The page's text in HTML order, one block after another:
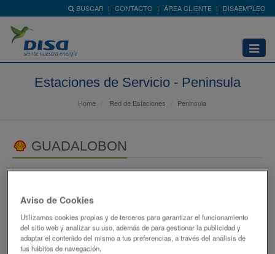
BUSCAR CONTACTO ÁREA CLIENTE DISAEMPLEO
Abrir
menú
Estaciones de Servicio - Peninsula
Home Red de Estaciones Peninsula
GUADALOBON
MALAGA
689372068
952802064
Aviso de Cookies
Utilizamos cookies propias y de terceros para garantizar el funcionamiento
del sitio web y analizar su uso, además de para gestionar la publicidad y
adaptar el contenido del mismo a tus preferencias, a través del análisis de
tus hábitos de navegación.